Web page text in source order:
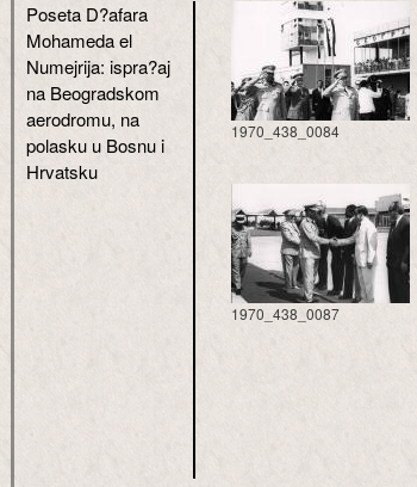
Poseta D?afara
Mohameda el
Numejrija: ispra?aj
na Beogradskom
aerodromu, na
polasku u Bosnu i
Hrvatsku
1970_438_0084
1970_438_0087